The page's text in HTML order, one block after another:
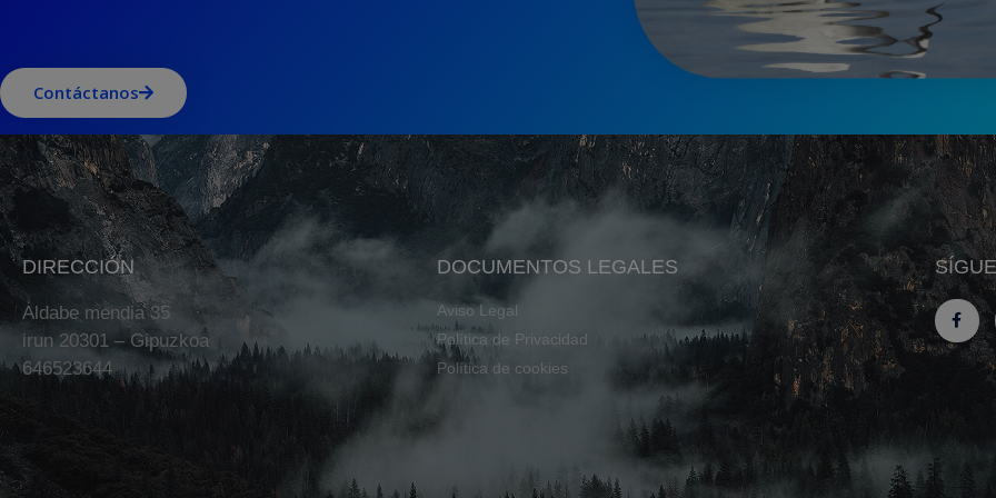
Contáctanos
DIRECCIÓN
Aldabe mendia 35
irun 20301 – Gipuzkoa
646523644
DOCUMENTOS LEGALES
Aviso Legal
Política de Privacidad
Política de cookies